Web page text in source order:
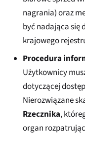
nagrania) oraz
być nadająca się
krajowego
Procedura
Użytkownicy
dotyczącej
Nierozwiązane
Rzecznika,
organ